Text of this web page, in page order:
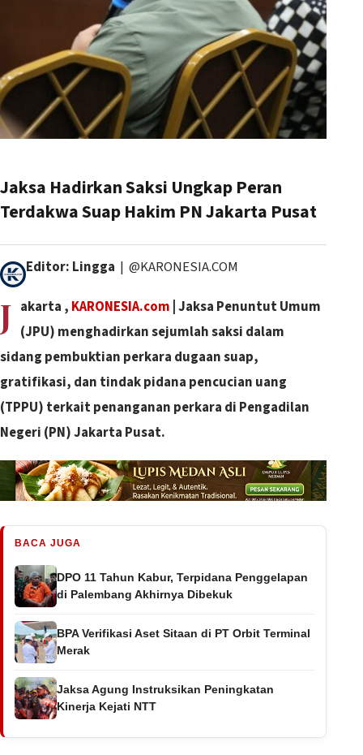
Jaksa Hadirkan Saksi Ungkap Peran
Terdakwa Suap Hakim PN Jakarta Pusat
Editor: Lingga | @KARONESIA.COM
J akarta , KARONESIA.com | Jaksa Penuntut Umum
(JPU) menghadirkan sejumlah saksi dalam
sidang pembuktian perkara dugaan suap,
gratifikasi, dan tindak pidana pencucian uang
(TPPU) terkait penanganan perkara di Pengadilan
Negeri (PN) Jakarta Pusat.
BACA JUGA
DPO 11 Tahun Kabur, Terpidana Penggelapan
di Palembang Akhirnya Dibekuk
BPA Verifikasi Aset Sitaan di PT Orbit Terminal
Merak
Jaksa Agung Instruksikan Peningkatan
Kinerja Kejati NTT